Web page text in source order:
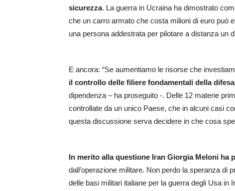
sicurezza. La guerra in Ucraina ha dimostrato
che un carro armato che costa milioni di euro può
una persona addestrata per pilotare a distanza un
E ancora: “Se aumentiamo le risorse che
il controllo delle filiere fondamentali della difesa
dipendenza – ha proseguito -. Delle 12 materie
controllate da un unico Paese, che in alcuni casi
questa discussione serva decidere in che cosa
In merito alla questione Iran Giorgia Meloni ha
dall’operazione militare. Non perdo la speranza di
delle basi militari italiane per la guerra degli Usa in